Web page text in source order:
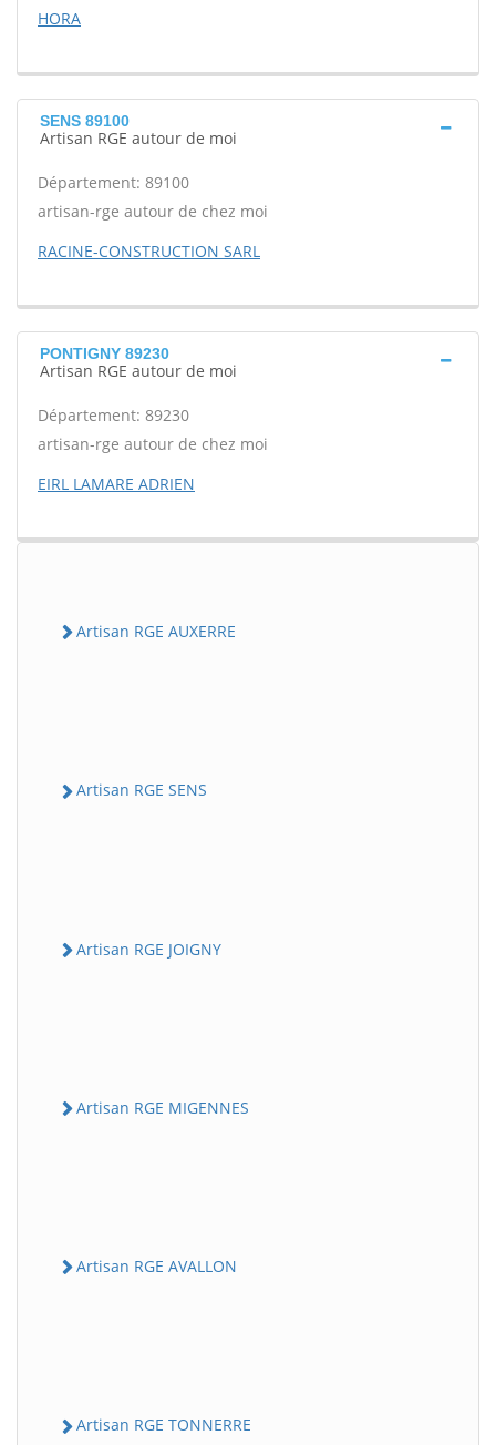
HORA
SENS 89100
Artisan RGE autour de moi
Département: 89100
artisan-rge autour de chez moi
RACINE-CONSTRUCTION SARL
PONTIGNY 89230
Artisan RGE autour de moi
Département: 89230
artisan-rge autour de chez moi
EIRL LAMARE ADRIEN
Artisan RGE AUXERRE
Artisan RGE SENS
Artisan RGE JOIGNY
Artisan RGE MIGENNES
Artisan RGE AVALLON
Artisan RGE TONNERRE